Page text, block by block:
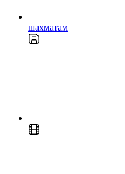
шахматам